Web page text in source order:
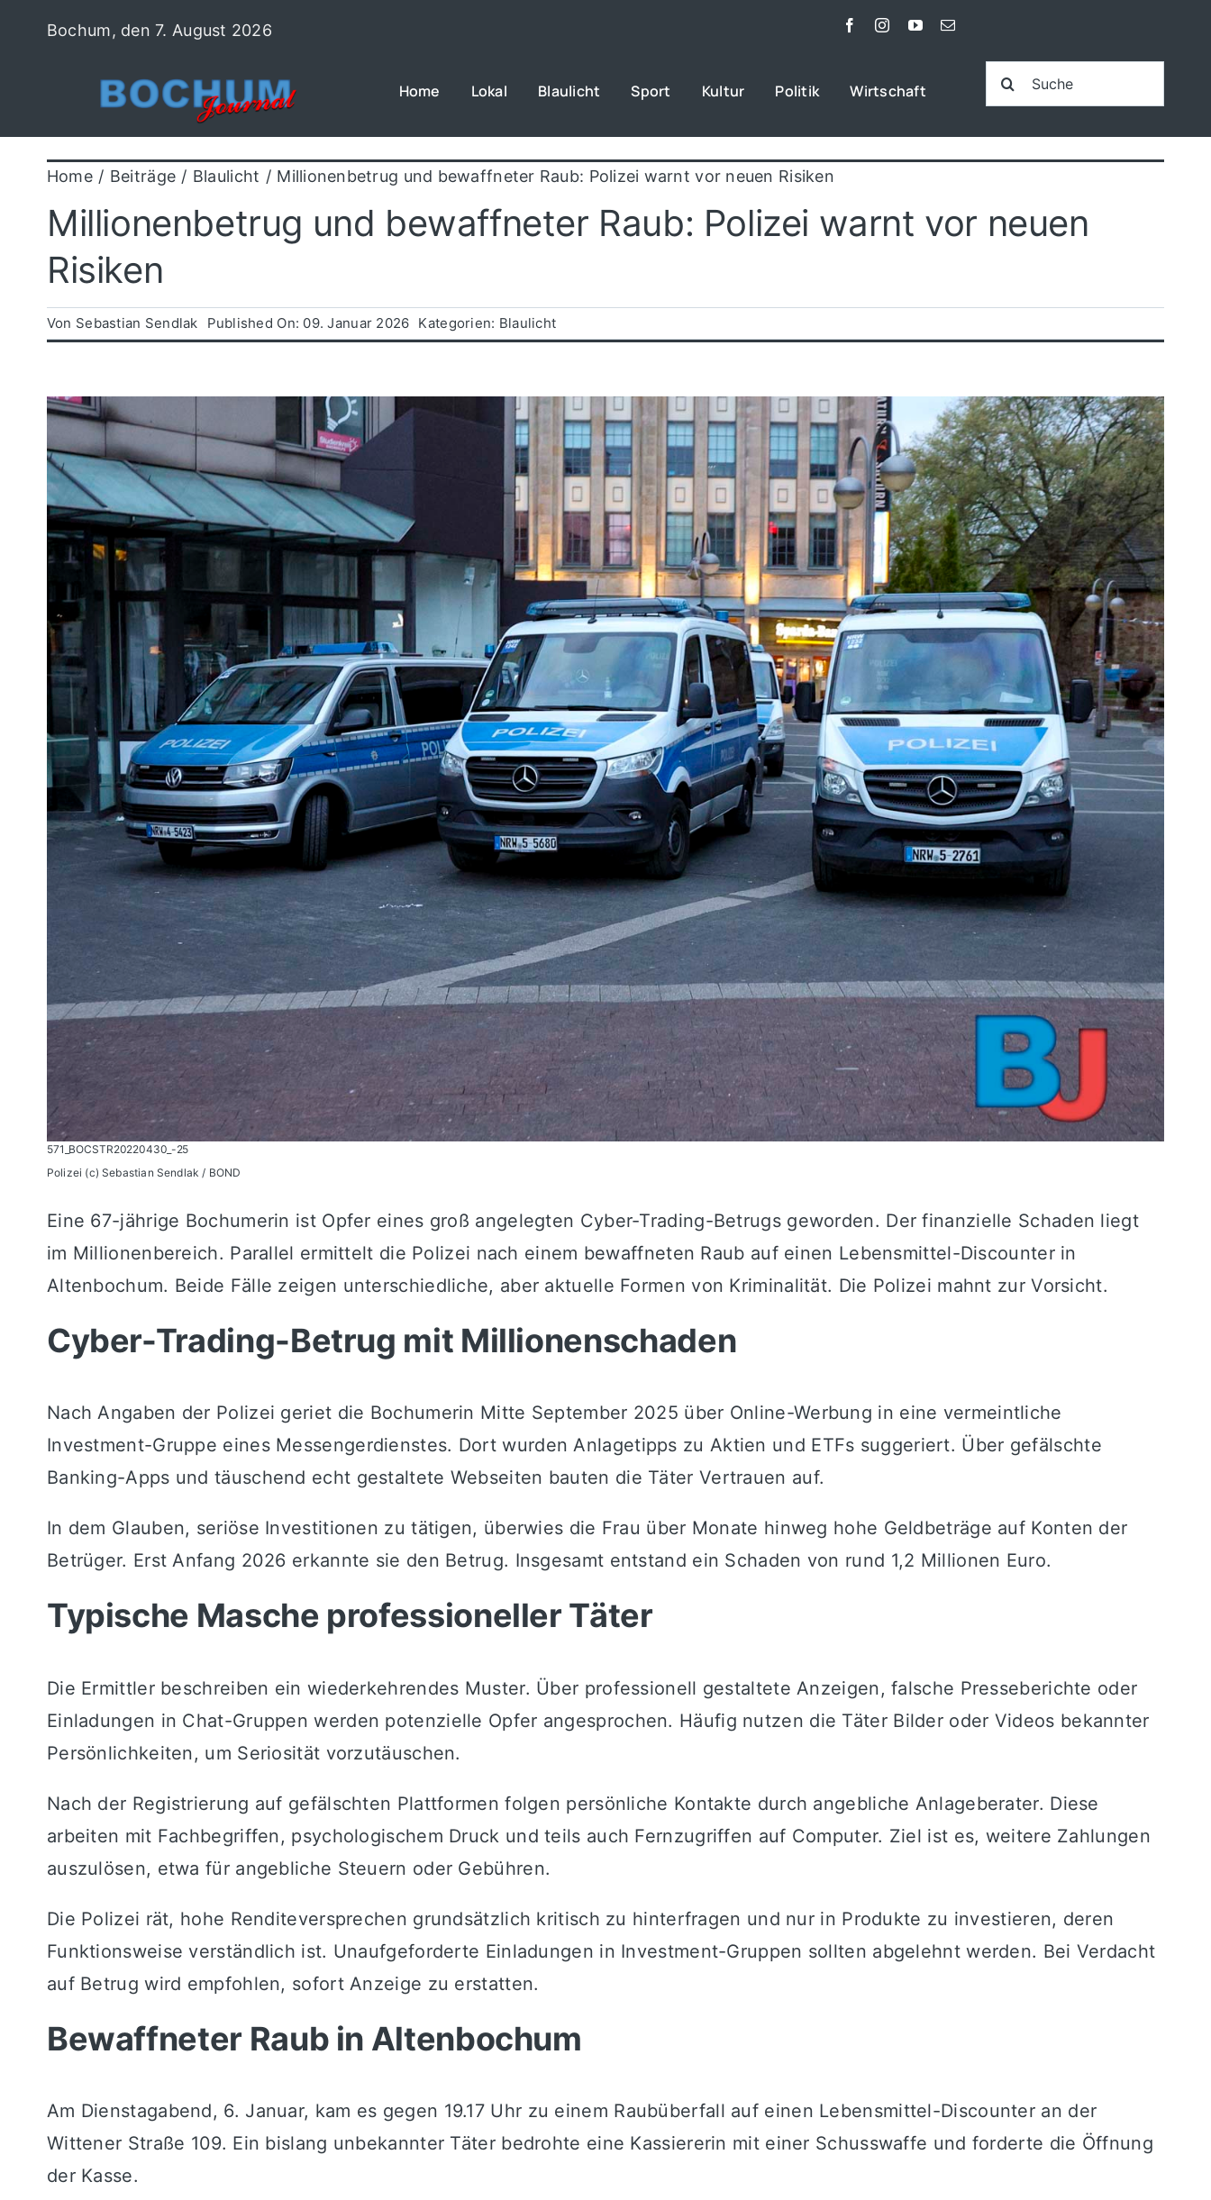
Bochum, den 7. August 2026
Home Lokal Blaulicht Sport Kultur Politik Wirtschaft
Suche
nach:
Home Beiträge Blaulicht Millionenbetrug und bewaffneter Raub: Polizei warnt vor neuen Risiken
Millionenbetrug und bewaffneter Raub: Polizei warnt vor neuen
Risiken
Von Sebastian Sendlak Published On: 09. Januar 2026 Kategorien: Blaulicht
571_BOCSTR20220430_-25
Polizei (c) Sebastian Sendlak / BOND
Eine 67-jährige Bochumerin ist Opfer eines groß angelegten Cyber-Trading-Betrugs geworden. Der finanzielle Schaden liegt
im Millionenbereich. Parallel ermittelt die Polizei nach einem bewaffneten Raub auf einen Lebensmittel-Discounter in
Altenbochum. Beide Fälle zeigen unterschiedliche, aber aktuelle Formen von Kriminalität. Die Polizei mahnt zur Vorsicht.
Cyber-Trading-Betrug mit Millionenschaden
Nach Angaben der Polizei geriet die Bochumerin Mitte September 2025 über Online-Werbung in eine vermeintliche
Investment-Gruppe eines Messengerdienstes. Dort wurden Anlagetipps zu Aktien und ETFs suggeriert. Über gefälschte
Banking-Apps und täuschend echt gestaltete Webseiten bauten die Täter Vertrauen auf.
In dem Glauben, seriöse Investitionen zu tätigen, überwies die Frau über Monate hinweg hohe Geldbeträge auf Konten der
Betrüger. Erst Anfang 2026 erkannte sie den Betrug. Insgesamt entstand ein Schaden von rund 1,2 Millionen Euro.
Typische Masche professioneller Täter
Die Ermittler beschreiben ein wiederkehrendes Muster. Über professionell gestaltete Anzeigen, falsche Presseberichte oder
Einladungen in Chat-Gruppen werden potenzielle Opfer angesprochen. Häufig nutzen die Täter Bilder oder Videos bekannter
Persönlichkeiten, um Seriosität vorzutäuschen.
Nach der Registrierung auf gefälschten Plattformen folgen persönliche Kontakte durch angebliche Anlageberater. Diese
arbeiten mit Fachbegriffen, psychologischem Druck und teils auch Fernzugriffen auf Computer. Ziel ist es, weitere Zahlungen
auszulösen, etwa für angebliche Steuern oder Gebühren.
Die Polizei rät, hohe Renditeversprechen grundsätzlich kritisch zu hinterfragen und nur in Produkte zu investieren, deren
Funktionsweise verständlich ist. Unaufgeforderte Einladungen in Investment-Gruppen sollten abgelehnt werden. Bei Verdacht
auf Betrug wird empfohlen, sofort Anzeige zu erstatten.
Bewaffneter Raub in Altenbochum
Am Dienstagabend, 6. Januar, kam es gegen 19.17 Uhr zu einem Raubüberfall auf einen Lebensmittel-Discounter an der
Wittener Straße 109. Ein bislang unbekannter Täter bedrohte eine Kassiererin mit einer Schusswaffe und forderte die Öffnung
der Kasse.